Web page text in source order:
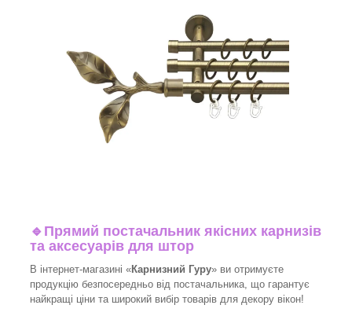
🔹 Прямий постачальник якісних карнизів
та аксесуарів для штор
В інтернет-магазині «Карнизний Гуру» ви отримуєте
продукцію безпосередньо від постачальника, що гарантує
найкращі ціни та широкий вибір товарів для декору вікон!​